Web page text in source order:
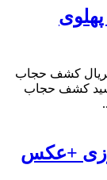
کشف حجاب
کشف حجاب
+عکس